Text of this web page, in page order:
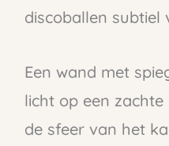
discoballen subtiel
Een wand met
licht op een
de sfeer van het